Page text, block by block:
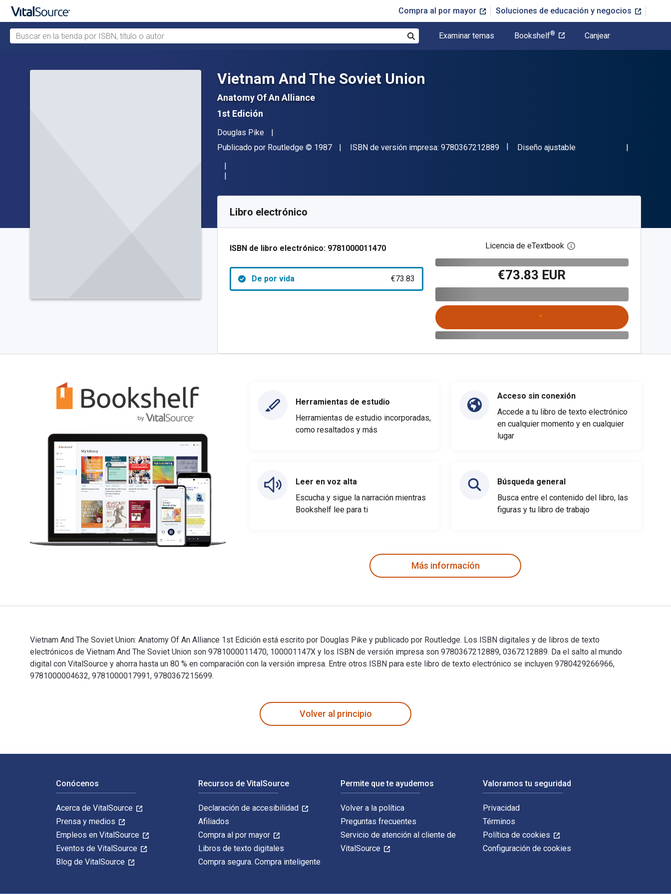
Compra al por mayor Soluciones de educación y negocios
Buscar en la tienda por ISBN, título o autor
Examinar temas Bookshelf® Canjear
Vietnam And The Soviet Union
Anatomy Of An Alliance
1st Edición
Autor(es)
Douglas Pike
Editorial
Publicado por Routledge Copyright
© 1987 ISBN de versión impresa: 9780367212889"ISBN-13 9780367212889"
Formato
Diseño ajustable
Código de referencia:
Libro electrónico
ISBN de libro electrónico: 9781000011470
De por vida €73.83
Licencia de eTextbook Abre el cuadro de diálogo
€73.83 EUR
Herramientas de estudio
Herramientas de estudio incorporadas,
como resaltados y más
Leer en voz alta
Escucha y sigue la narración mientras
Bookshelf lee para ti
Acceso sin conexión
Accede a tu libro de texto electrónico
en cualquier momento y en cualquier
lugar
Búsqueda general
Busca entre el contenido del libro, las
figuras y tu libro de trabajo
Más informacíón
Vietnam And The Soviet Union: Anatomy Of An Alliance 1st Edición está escrito por Douglas Pike y publicado por Routledge. Los ISBN digitales y de libros de texto
electrónicos de Vietnam And The Soviet Union son 9781000011470, 100001147X y los ISBN de versión impresa son 9780367212889, 0367212889. Da el salto al mundo
digital con VitalSource y ahorra hasta un 80 % en comparación con la versión impresa. Entre otros ISBN para este libro de texto electrónico se incluyen 9780429266966,
9781000004632, 9781000017991, 9780367215699.
Volver al principio
Conócenos
Acerca de VitalSource
Prensa y medios
Empleos en VitalSource
Eventos de VitalSource
Blog de VitalSource
Recursos de VitalSource
Declaración de accesibilidad
Afiliados
Compra al por mayor
Libros de texto digitales
Compra segura. Compra inteligente
Permite que te ayudemos
Volver a la política
Preguntas frecuentes
Servicio de atención al cliente de
VitalSource
Valoramos tu seguridad
Privacidad
Términos
Política de cookies
Configuración de cookies